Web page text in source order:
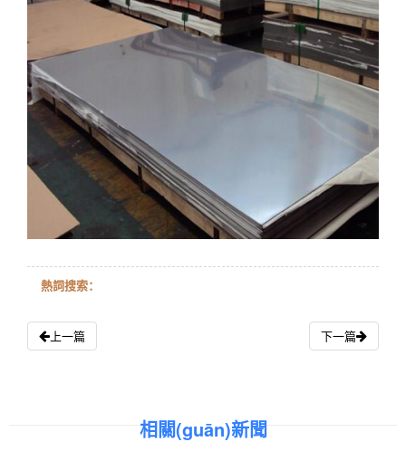
熱詞搜索：
上一篇 下一篇
相關(guān)新聞